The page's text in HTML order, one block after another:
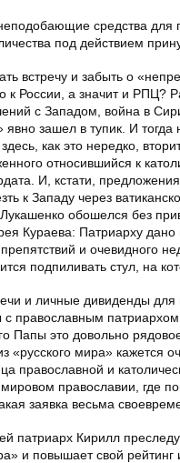
средства
под действием
встречу и забыть о
к России, а значит и РПЦ?
с Западом, война в
явно зашел в тупик. И
как это нередко,
относившийся к
И, кстати,
к Западу через
обошелся без
Кураева: Патриарху
и очевидного
подпиливать стул, на
и личные дивиденды для
православным
Папы это довольно
«русского мира» кажется
православной и
православии, где
заявка весьма
патриарх Кирилл
и повышает свой